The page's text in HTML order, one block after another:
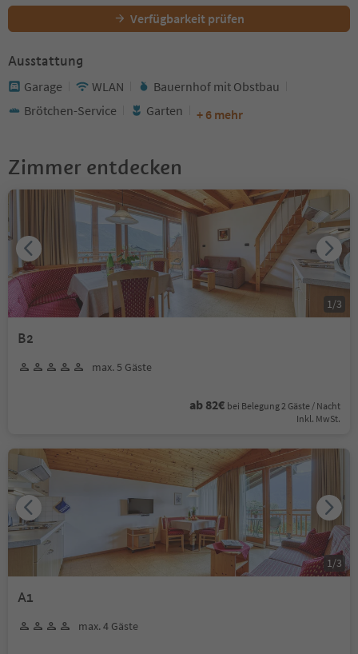
Verfügbarkeit prüfen
Ausstattung
Garage WLAN
Bauernhof mit Obstbau
Brötchen-Service
Garten + 6 mehr
Zimmer entdecken
B2
max. 5 Gäste
ab 82€ bei Belegung 2 Gäste / Nacht
Inkl. MwSt.
1 /3
A1
max. 4 Gäste
1 /3